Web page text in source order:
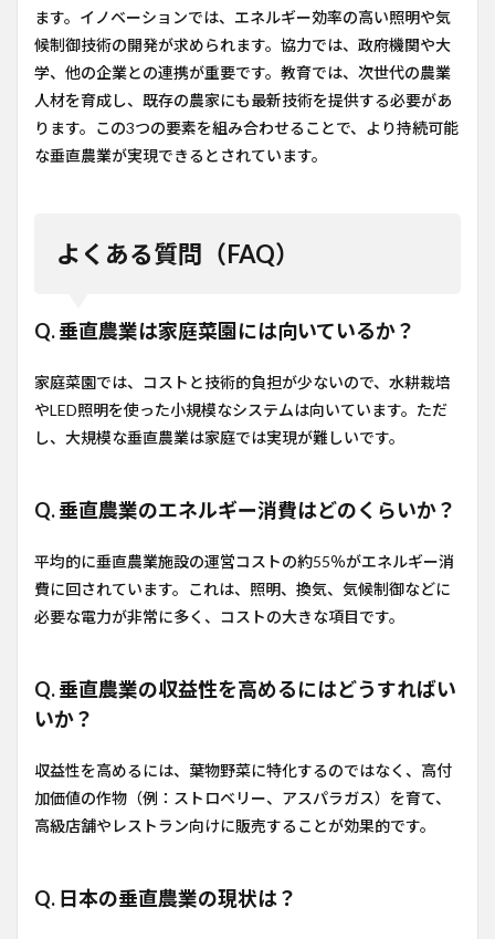
ます。イノベーションでは、エネルギー効率の高い照明や気
候制御技術の開発が求められます。協力では、政府機関や大
学、他の企業との連携が重要です。教育では、次世代の農業
人材を育成し、既存の農家にも最新技術を提供する必要があ
ります。この3つの要素を組み合わせることで、より持続可能
な垂直農業が実現できるとされています。
よくある質問（FAQ）
Q. 垂直農業は家庭菜園には向いているか？
家庭菜園では、コストと技術的負担が少ないので、水耕栽培
やLED照明を使った小規模なシステムは向いています。ただ
し、大規模な垂直農業は家庭では実現が難しいです。
Q. 垂直農業のエネルギー消費はどのくらいか？
平均的に垂直農業施設の運営コストの約55％がエネルギー消
費に回されています。これは、照明、換気、気候制御などに
必要な電力が非常に多く、コストの大きな項目です。
Q. 垂直農業の収益性を高めるにはどうすればい
いか？
収益性を高めるには、葉物野菜に特化するのではなく、高付
加価値の作物（例：ストロベリー、アスパラガス）を育て、
高級店舗やレストラン向けに販売することが効果的です。
Q. 日本の垂直農業の現状は？